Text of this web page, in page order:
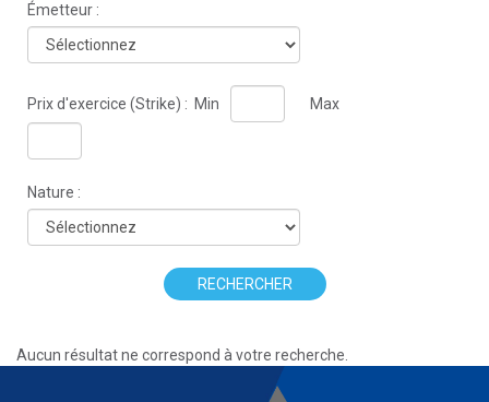
Émetteur :
Prix d'exercice (Strike) : Min Max
Nature :
RECHERCHER
Aucun résultat ne correspond à votre recherche.